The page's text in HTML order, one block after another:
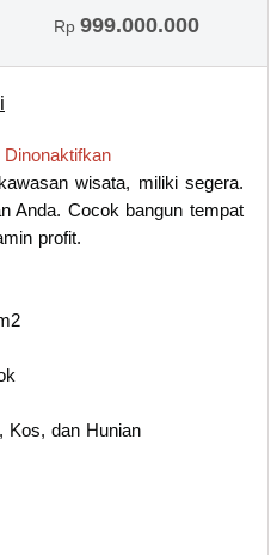
Rp 999.000.000
wisata, miliki segera.
Anda. Cocok bangun tempat
profit.
Kos, dan Hunian